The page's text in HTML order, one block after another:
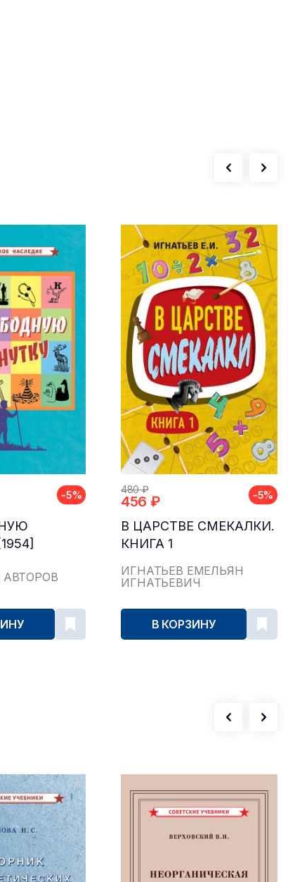
-5% 480 ₽
456 ₽ -5%
В ЦАРСТВЕ СМЕКАЛКИ.
КНИГА 1
ИГНАТЬЕВ ЕМЕЛЬЯН
ИГНАТЬЕВИЧ
В КОРЗИНУ